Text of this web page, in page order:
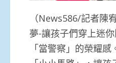
（News586/記者陳
夢-讓孩子們穿上迷
「當警察」的榮耀